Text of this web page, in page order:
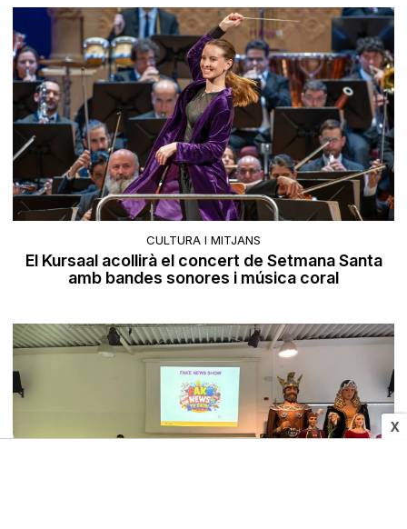
X
CULTURA I MITJANS
El Kursaal acollirà el concert de Setmana Santa
amb bandes sonores i música coral